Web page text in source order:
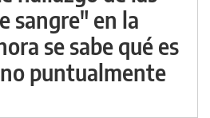
sangre" en la
se sabe qué es
puntualmente